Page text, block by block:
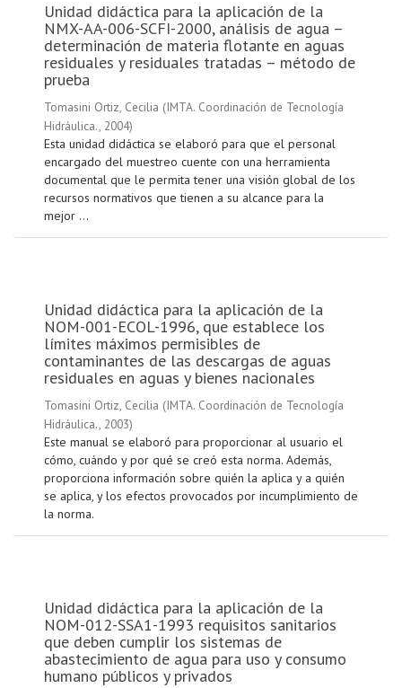
Unidad didáctica para la aplicación de la
NMX-AA-006-SCFI-2000, análisis de agua –
determinación de materia flotante en aguas
residuales y residuales tratadas – método de
prueba
Tomasini Ortiz, Cecilia (IMTA. Coordinación de Tecnología
Hidráulica., 2004)
Esta unidad didáctica se elaboró para que el personal
encargado del muestreo cuente con una herramienta
documental que le permita tener una visión global de los
recursos normativos que tienen a su alcance para la
mejor ...
Unidad didáctica para la aplicación de la
NOM-001-ECOL-1996, que establece los
límites máximos permisibles de
contaminantes de las descargas de aguas
residuales en aguas y bienes nacionales
Tomasini Ortiz, Cecilia (IMTA. Coordinación de Tecnología
Hidráulica., 2003)
Este manual se elaboró para proporcionar al usuario el
cómo, cuándo y por qué se creó esta norma. Además,
proporciona información sobre quién la aplica y a quién
se aplica, y los efectos provocados por incumplimiento de
la norma.
Unidad didáctica para la aplicación de la
NOM-012-SSA1-1993 requisitos sanitarios
que deben cumplir los sistemas de
abastecimiento de agua para uso y consumo
humano públicos y privados